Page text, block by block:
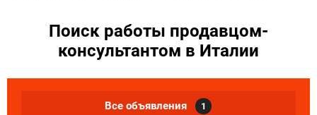
Поиск работы продавцом-
консультантом в Италии
Все объявления 1